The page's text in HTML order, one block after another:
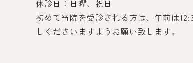
休診日：日曜、祝日
初めて当院を受診される方は、午前は
しくださいますようお願い致します。